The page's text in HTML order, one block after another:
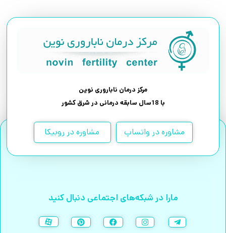
مرکز درمان ناباروری نوین
با 18سال سابقه درمانی در شرق کشور
مشاوره در واتساپ مشاوره در روبیکا
مارا در شبکه‌های اجتماعی دنبال کنید